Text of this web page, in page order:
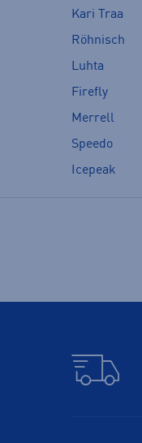
Kari Traa
Röhnisch
Luhta
Firefly
Merrell
Speedo
Icepeak